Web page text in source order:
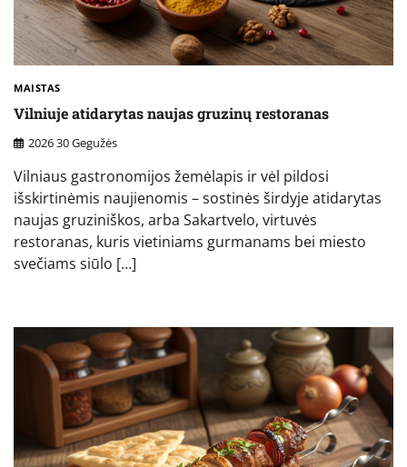
MAISTAS
Vilniuje atidarytas naujas gruzinų restoranas
2026 30 Gegužės
Vilniaus gastronomijos žemėlapis ir vėl pildosi
išskirtinėmis naujienomis – sostinės širdyje atidarytas
naujas gruziniškos, arba Sakartvelo, virtuvės
restoranas, kuris vietiniams gurmanams bei miesto
svečiams siūlo […]